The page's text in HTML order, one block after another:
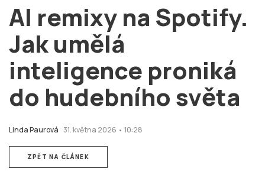
# Brno
volby
login PŘIHLÁSIT SE
Zapomněli jste heslo?
AI remixy na Spotify.
Jak umělá
inteligence proniká
do hudebního světa
Linda Paurová 31. května 2026 • 10:28
ZPĚT NA ČLÁNEK